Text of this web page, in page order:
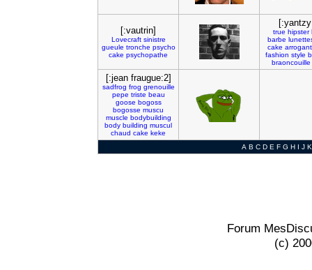
[:vautrin]
Lovecraft sinistre
gueule tronche psycho
cake psychopathe
true hipster
barbe
cake arrogant
fashion style
braoncouille
[:jean fraugue:2]
sadfrog frog grenouille
pepe triste beau
goose bogoss
bogosse muscu
muscle bodybuilding
body building muscul
chaud cake keke
A B C D E F G H I J K
Forum
(c)